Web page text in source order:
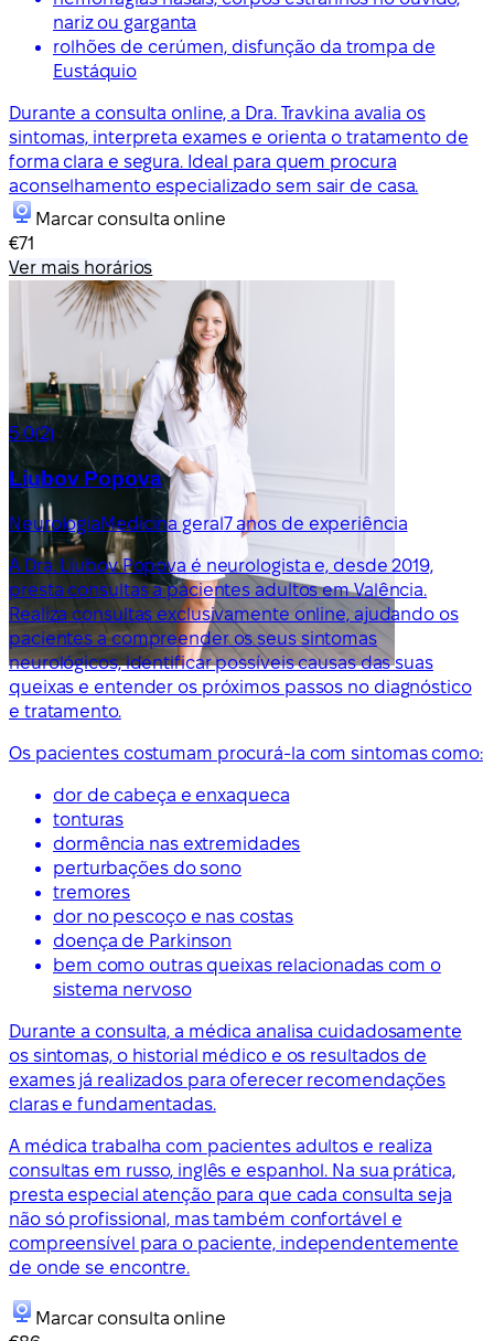
nariz ou garganta
rolhões de cerúmen, disfunção da trompa de
Eustáquio
Durante a consulta online, a Dra. Travkina avalia os
sintomas, interpreta exames e orienta o tratamento de
forma clara e segura. Ideal para quem procura
aconselhamento especializado sem sair de casa.
Marcar consulta online
€71
Ver mais horários
5.0(2)
Liubov Popova
NeurologiaMedicina geral7 anos de experiência
A Dra. Liubov Popova é neurologista e, desde 2019,
presta consultas a pacientes adultos em Valência.
Realiza consultas exclusivamente online, ajudando os
pacientes a compreender os seus sintomas
neurológicos, identificar possíveis causas das suas
queixas e entender os próximos passos no diagnóstico
e tratamento.
Os pacientes costumam procurá-la com sintomas como:
dor de cabeça e enxaqueca
tonturas
dormência nas extremidades
perturbações do sono
tremores
dor no pescoço e nas costas
doença de Parkinson
bem como outras queixas relacionadas com o
sistema nervoso
Durante a consulta, a médica analisa cuidadosamente
os sintomas, o historial médico e os resultados de
exames já realizados para oferecer recomendações
claras e fundamentadas.
A médica trabalha com pacientes adultos e realiza
consultas em russo, inglês e espanhol. Na sua prática,
presta especial atenção para que cada consulta seja
não só profissional, mas também confortável e
compreensível para o paciente, independentemente
de onde se encontre.
Marcar consulta online